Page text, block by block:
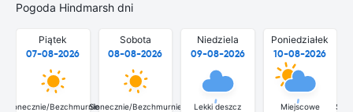
Pogoda Hindmarsh dni
Piątek
07-08-2026
Słonecznie/Bezchmurnie
Sobota
08-08-2026
Słonecznie/Bezchmurnie
Niedziela
09-08-2026
Lekki deszcz
Poniedziałek
10-08-2026
Miejscowe